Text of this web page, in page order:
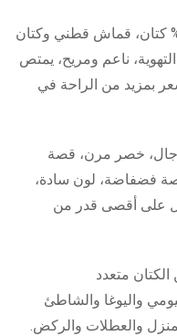
عالي الجودة: 75% قطن + 25% كتان، قماش قطني وكتان
ناعم ومريح، يمتص
بمزيد من الراحة في
خصر مرن، قصة
فضفاضة، لون سادة،
على أقصى قدر من
الكتان متعدد
واليوغا والشاطئ
والعطلات والركض.